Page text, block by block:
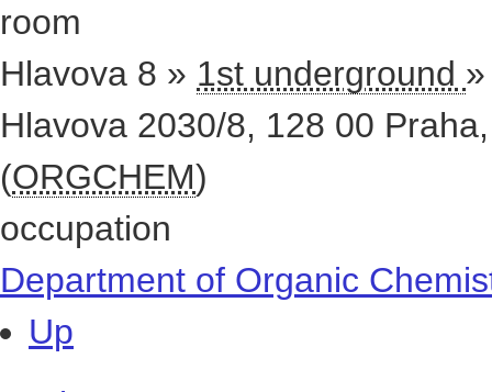
room
Hlavova 8 » 1st underground
Hlavova 2030/8, 128 00 Praha
(ORGCHEM)
occupation
Department of Organic
Up